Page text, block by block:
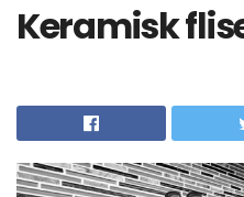
Keramisk